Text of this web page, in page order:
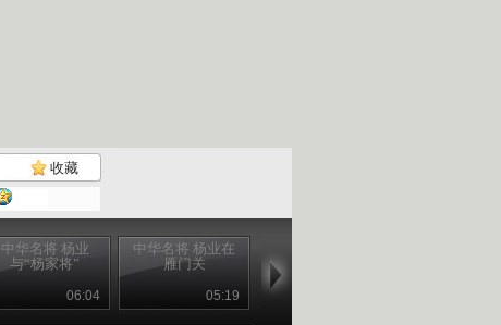
收藏
中华名将 杨业
与“杨家将”
06:04
中华名将 杨业在
雁门关
05:19